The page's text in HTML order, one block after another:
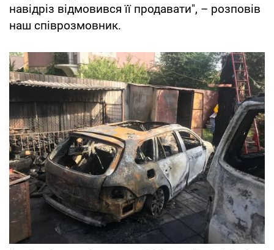
навідріз відмовився її продавати", – розповів
наш співрозмовник.